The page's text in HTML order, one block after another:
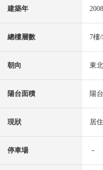
建築年
總樓層數 7樓
朝向 東北
陽台面積 陽
現狀 居
停車場 －